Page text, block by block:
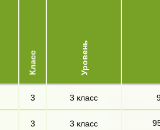
Класс Уровень
3 3 класс
3 3 класс